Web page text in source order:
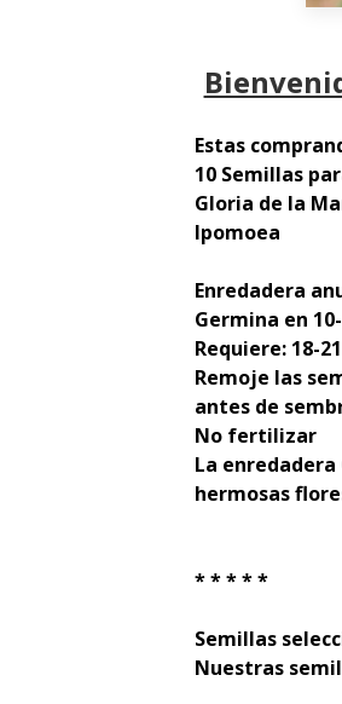
Estas
10 Semillas
Gloria de la
Ipomoea
Enredadera
Germina en
Requiere: 18-
Remoje las
antes de
No fertilizar
La enredadera
hermosas
* * * * *
Semillas
Nuestras